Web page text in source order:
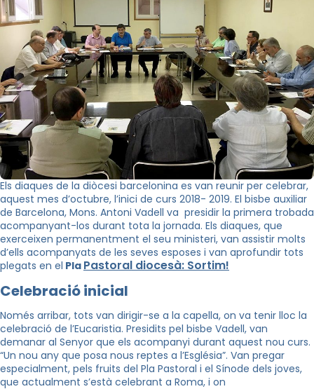
Els diaques de la diòcesi barcelonina es van reunir per celebrar,
aquest mes d’octubre, l’inici de curs 2018- 2019. El bisbe auxiliar
de Barcelona, Mons. Antoni Vadell va presidir la primera trobada
acompanyant-los durant tota la jornada. Els diaques, que
exerceixen permanentment el seu ministeri, van assistir molts
d’ells acompanyats de les seves esposes i van aprofundir tots
plegats en el Pla Pastoral diocesà: Sortim!
Celebració inicial
Només arribar, tots van dirigir-se a la capella, on va tenir lloc la
celebració de l’Eucaristia. Presidits pel bisbe Vadell, van
demanar al Senyor que els acompanyi durant aquest nou curs.
“Un nou any que posa nous reptes a l’Església”. Van pregar
especialment, pels fruits del Pla Pastoral i el Sínode dels joves,
que actualment s’està celebrant a Roma, i on